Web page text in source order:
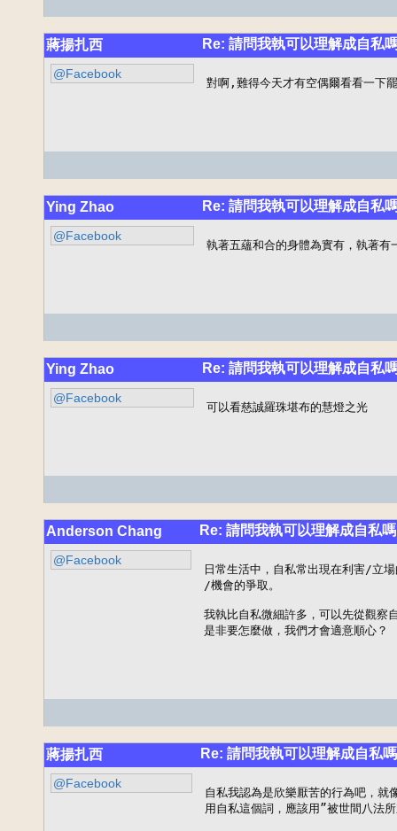
蔣揚扎西 Re: 請問我執可以理解成自私
@Facebook
對啊,難得今天才有空偶爾看看一下
Ying Zhao Re: 請問我執可以理解成自私
@Facebook
執著五蘊和合的身體為實有，執著有
Ying Zhao Re: 請問我執可以理解成自私
@Facebook
可以看慈誠羅珠堪布的慧燈之光
Anderson Chang Re: 請問我執可以理解成自私
@Facebook
日常生活中，自私常出現在利害/立
/機會的爭取。
我執比自私微細許多，可以先從觀察
是非要怎麼做，我們才會適意順心？
蔣揚扎西 Re: 請問我執可以理解成自私
@Facebook
自私我認為是欣樂厭苦的行為吧，就
用自私這個詞，應該用”被世間八法